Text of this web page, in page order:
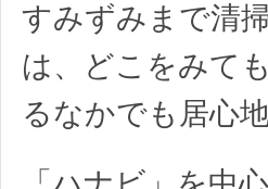
すみずみまで清
は、どこをみて
るなかでも居心